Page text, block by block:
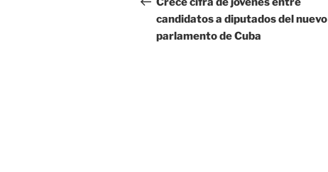
entradas
candidatos a diputados del nuevo
parlamento de Cuba